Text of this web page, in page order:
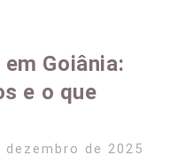
Goiânia:
e o que
dezembro de 2025